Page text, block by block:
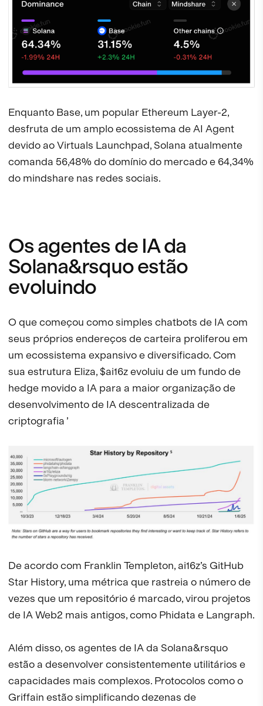
Enquanto Base, um popular Ethereum Layer-2,
desfruta de um amplo ecossistema de AI Agent
devido ao Virtuals Launchpad, Solana atualmente
comanda 56,48% do domínio do mercado e 64,34%
do mindshare nas redes sociais.
Os agentes de IA da
Solana&rsquo estão
evoluindo
O que começou como simples chatbots de IA com
seus próprios endereços de carteira proliferou em
um ecossistema expansivo e diversificado. Com
sua estrutura Eliza, $ai16z evoluiu de um fundo de
hedge movido a IA para a maior organização de
desenvolvimento de IA descentralizada de
criptografia ’
De acordo com Franklin Templeton, ai16z’s GitHub
Star History, uma métrica que rastreia o número de
vezes que um repositório é marcado, virou projetos
de IA Web2 mais antigos, como Phidata e Langraph.
Além disso, os agentes de IA da Solana&rsquo
estão a desenvolver consistentemente utilitários e
capacidades mais complexos. Protocolos como o
Griffain estão simplificando dezenas de